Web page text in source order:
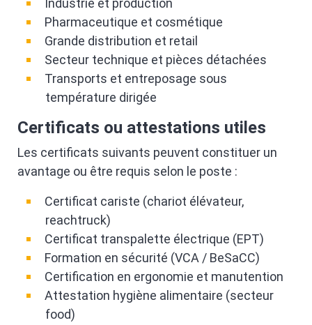
Industrie et production
Pharmaceutique et cosmétique
Grande distribution et retail
Secteur technique et pièces détachées
Transports et entreposage sous
température dirigée
Certificats ou attestations utiles
Les certificats suivants peuvent constituer un
avantage ou être requis selon le poste :
Certificat cariste (chariot élévateur,
reachtruck)
Certificat transpalette électrique (EPT)
Formation en sécurité (VCA / BeSaCC)
Certification en ergonomie et manutention
Attestation hygiène alimentaire (secteur
food)